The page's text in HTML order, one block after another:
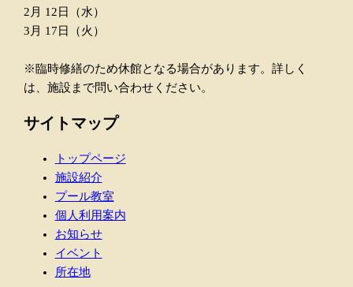
2月 12日（水）
3月 17日（火）
※臨時修繕のため休館となる場合があります。詳しく
は、施設まで問い合わせください。
サイトマップ
トップページ
施設紹介
プール教室
個人利用案内
お知らせ
イベント
所在地